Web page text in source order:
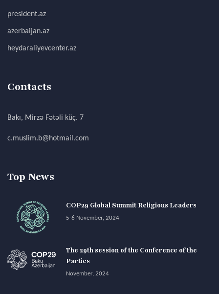
president.az
azerbaijan.az
heydaraliyevcenter.az
Contacts
Bakı, Mirzə Fətəli küç. 7
c.muslim.b@hotmail.com
Top News
COP29 Global Summit Religious Leaders
5-6 November, 2024
The 29th session of the Conference of the
Parties
November, 2024